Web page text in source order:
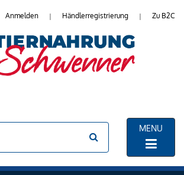
Anmelden | Händlerregistrierung | Zu B2C
MENU